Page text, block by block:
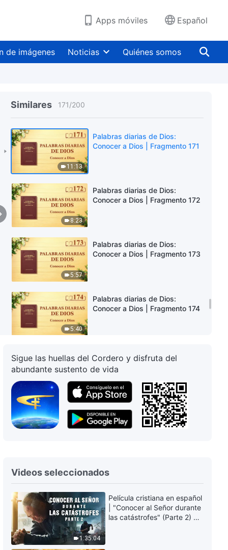
Apps móviles Español
de imágenes Noticias Quiénes somos
Similares 171/200
Palabras diarias de Dios:
11:13
Palabras diarias de Dios:
Conocer a Dios | Fragmento 171
8:23
Palabras diarias de Dios:
Conocer a Dios | Fragmento 172
5:57
Palabras diarias de Dios:
Conocer a Dios | Fragmento 173
5:40
Palabras diarias de Dios:
Conocer a Dios | Fragmento 174
5:29
Palabras diarias de Dios:
Conocer a Dios | Fragmento 175
Palabras diarias de Dios:
Conocer a Dios | Fragmento 176
10:07
Conocer a Dios | Fragmento 177
4:01
Palabras diarias de Dios:
Conocer a Dios | Fragmento 178
Sigue las huellas del Cordero y disfruta del
abundante sustento de vida
Videos seleccionados
1:35:04
Película cristiana en español
| "Conocer al Señor durante
las catástrofes" (Parte 2) La